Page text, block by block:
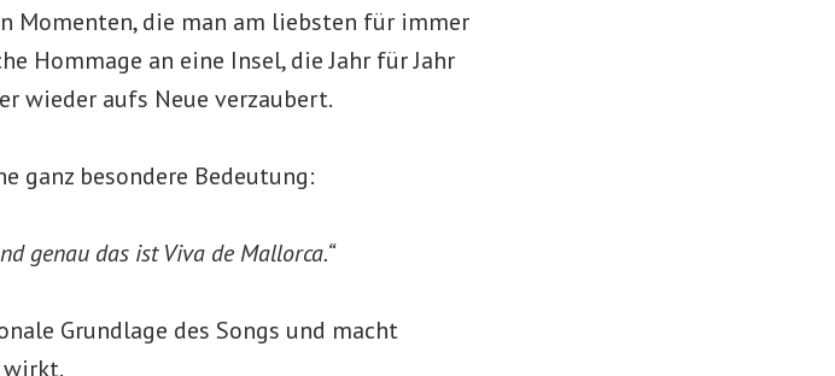
Momenten, die man am liebsten für immer
Hommage an eine Insel, die Jahr für Jahr
wieder aufs Neue verzaubert.
ganz besondere Bedeutung:
genau das ist Viva de Mallorca.“
Grundlage des Songs und macht